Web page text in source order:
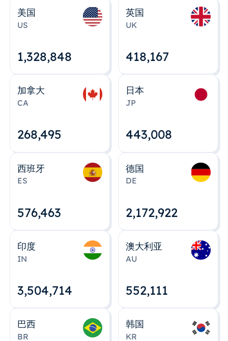
美国
US
1,328,848
英国
UK
418,167
加拿大
CA
268,495
日本
JP
443,008
西班牙
ES
576,463
德国
DE
2,172,922
印度
IN
3,504,715
澳大利亚
AU
552,112
巴西
BR
韩国
KR